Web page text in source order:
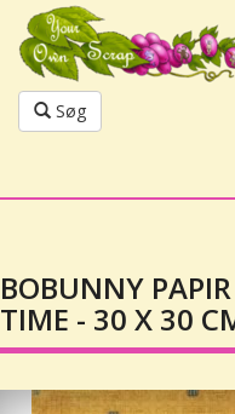
Søg
BOBUNNY
TIME - 30 X 30